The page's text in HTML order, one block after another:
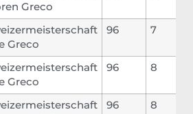
Greco
Greco
96 7
Greco
96 8
96 8